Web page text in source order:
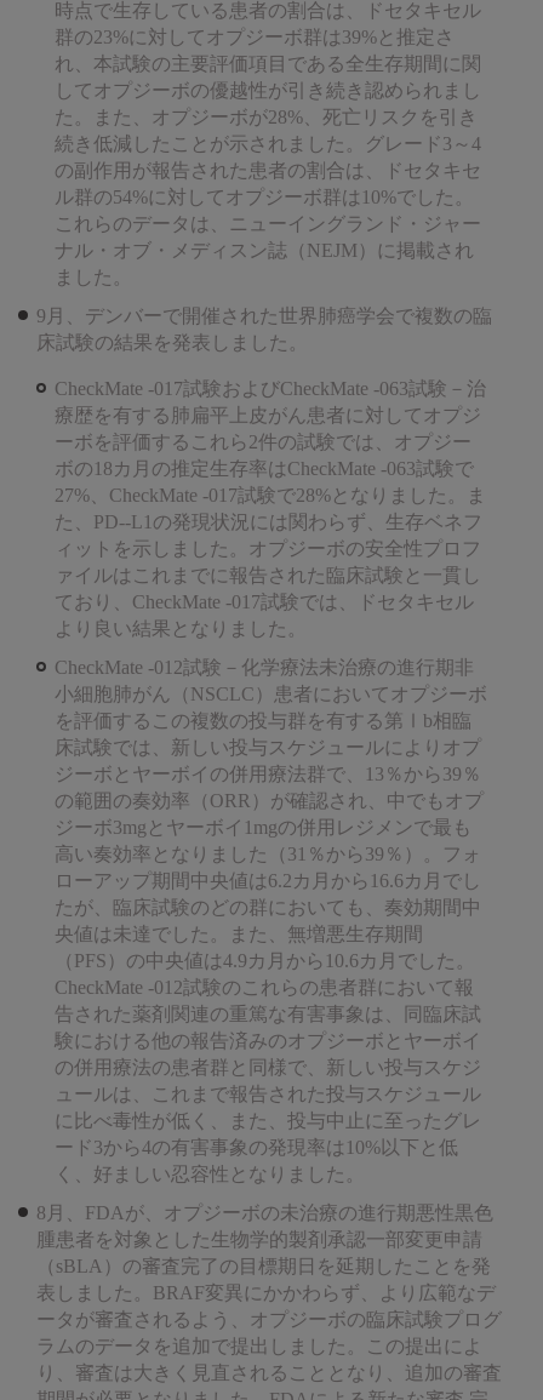
時点で生存している患者の割合は、ドセタキセル
群の23%に対してオプジーボ群は39%と推定さ
れ、本試験の主要評価項目である全生存期間に関
してオプジーボの優越性が引き続き認められまし
た。また、オプジーボが28%、死亡リスクを引き
続き低減したことが示されました。グレード3～4
の副作用が報告された患者の割合は、ドセタキセ
ル群の54%に対してオプジーボ群は10%でした。
これらのデータは、ニューイングランド・ジャー
ナル・オブ・メディスン誌（NEJM）に掲載され
ました。
9月、デンバーで開催された世界肺癌学会で複数の臨
床試験の結果を発表しました。
CheckMate -017試験およびCheckMate -063試験－治
療歴を有する肺扁平上皮がん患者に対してオプジ
ーボを評価するこれら2件の試験では、オプジー
ボの18カ月の推定生存率はCheckMate -063試験で
27%、CheckMate -017試験で28%となりました。ま
た、PD--L1の発現状況には関わらず、生存ベネフ
ィットを示しました。オプジーボの安全性プロフ
ァイルはこれまでに報告された臨床試験と一貫し
ており、CheckMate -017試験では、ドセタキセル
より良い結果となりました。
CheckMate -012試験－化学療法未治療の進行期非
小細胞肺がん（NSCLC）患者においてオプジーボ
を評価するこの複数の投与群を有する第Ⅰb相臨
床試験では、新しい投与スケジュールによりオプ
ジーボとヤーボイの併用療法群で、13％から39％
の範囲の奏効率（ORR）が確認され、中でもオプ
ジーボ3mgとヤーボイ1mgの併用レジメンで最も
高い奏効率となりました（31％から39％）。フォ
ローアップ期間中央値は6.2カ月から16.6カ月でし
たが、臨床試験のどの群においても、奏効期間中
央値は未達でした。また、無増悪生存期間
（PFS）の中央値は4.9カ月から10.6カ月でした。
CheckMate -012試験のこれらの患者群において報
告された薬剤関連の重篤な有害事象は、同臨床試
験における他の報告済みのオプジーボとヤーボイ
の併用療法の患者群と同様で、新しい投与スケジ
ュールは、これまで報告された投与スケジュール
に比べ毒性が低く、また、投与中止に至ったグレ
ード3から4の有害事象の発現率は10%以下と低
く、好ましい忍容性となりました。
8月、FDAが、オプジーボの未治療の進行期悪性黒色
腫患者を対象とした生物学的製剤承認一部変更申請
（sBLA）の審査完了の目標期日を延期したことを発
表しました。BRAF変異にかかわらず、より広範なデ
ータが審査されるよう、オプジーボの臨床試験プログ
ラムのデータを追加で提出しました。この提出によ
り、審査は大きく見直されることとなり、追加の審査